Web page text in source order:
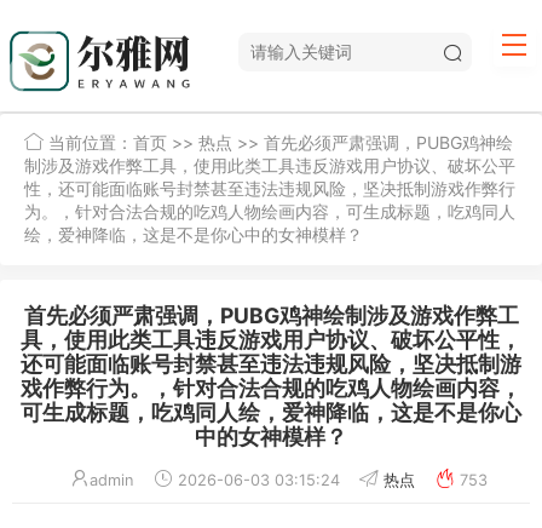
当前位置： 首页 >> 热点 >> 首先必须严肃强调，PUBG鸡神绘
制涉及游戏作弊工具，使用此类工具违反游戏用户协议、破坏公平
性，还可能面临账号封禁甚至违法违规风险，坚决抵制游戏作弊行
为。，针对合法合规的吃鸡人物绘画内容，可生成标题，吃鸡同人
绘，爱神降临，这是不是你心中的女神模样？
首先必须严肃强调，PUBG鸡神绘制涉及游戏作弊工
具，使用此类工具违反游戏用户协议、破坏公平性，
还可能面临账号封禁甚至违法违规风险，坚决抵制游
戏作弊行为。，针对合法合规的吃鸡人物绘画内容，
可生成标题，吃鸡同人绘，爱神降临，这是不是你心
中的女神模样？
admin 2026-06-03 03:15:24 热点 753